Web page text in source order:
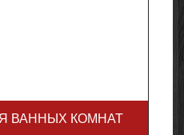
ВАННЫХ КОМНАТ